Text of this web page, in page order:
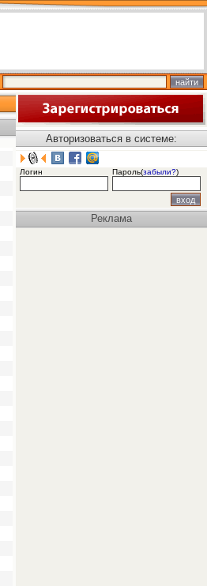
Авторизоваться в системе:
Логин Пароль(забыли?)
Реклама